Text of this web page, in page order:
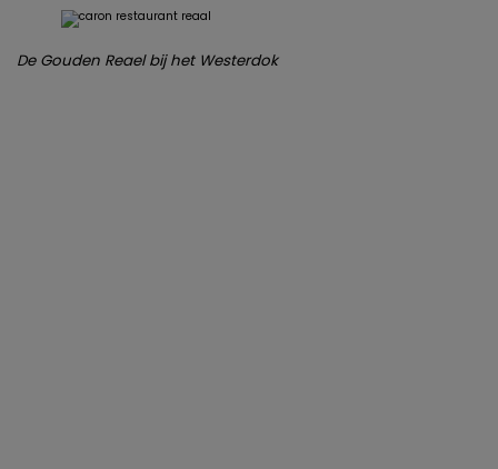
De Gouden Reael bij het Westerdok